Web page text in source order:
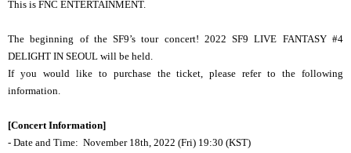
This is FNC ENTERTAINMENT.
The beginning of the SF9’s tour concert! 2022 SF9 LIVE FANTASY #4
DELIGHT IN SEOUL will be held.
If you would like to purchase the ticket, please refer to the following
information.
[Concert Information]
- Date and Time: November 18th, 2022 (Fri) 19:30 (KST)